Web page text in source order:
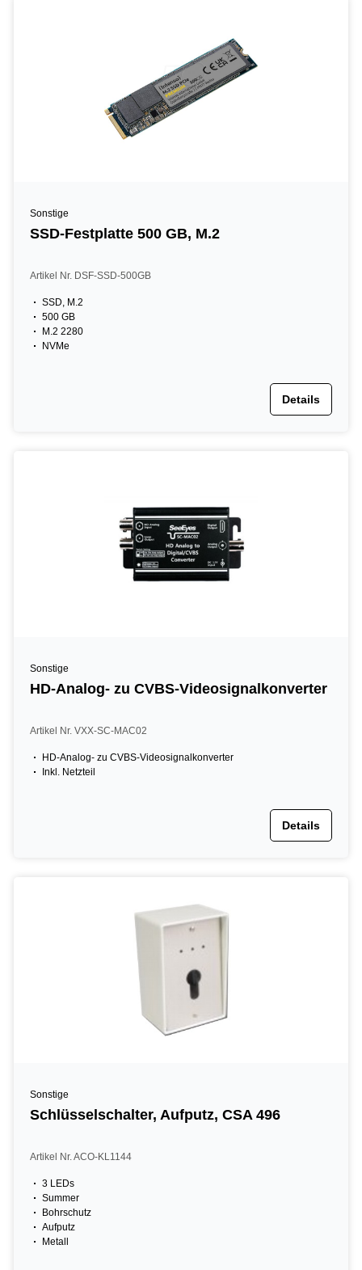
Sonstige
SSD-Festplatte 500 GB, M.2
Artikel Nr. DSF-SSD-500GB
SSD, M.2
500 GB
M.2 2280
NVMe
Details
Sonstige
HD-Analog- zu CVBS-Videosignalkonverter
Artikel Nr. VXX-SC-MAC02
HD-Analog- zu CVBS-Videosignalkonverter
Inkl. Netzteil
Details
Sonstige
Schlüsselschalter, Aufputz, CSA 496
Artikel Nr. ACO-KL1144
3 LEDs
Summer
Bohrschutz
Aufputz
Metall